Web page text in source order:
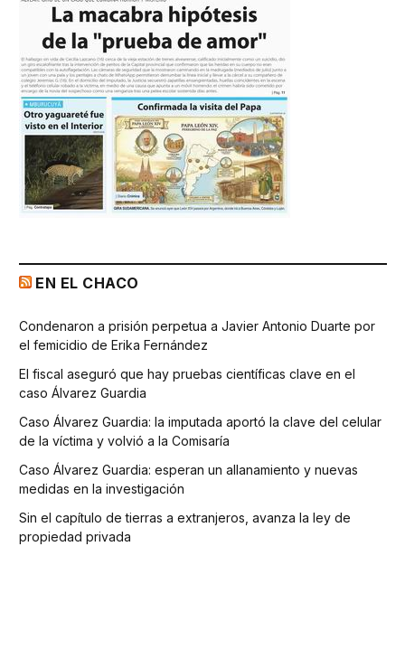
EN EL CHACO
Condenaron a prisión perpetua a Javier Antonio Duarte por
el femicidio de Erika Fernández
El fiscal aseguró que hay pruebas científicas clave en el
caso Álvarez Guardia
Caso Álvarez Guardia: la imputada aportó la clave del celular
de la víctima y volvió a la Comisaría
Caso Álvarez Guardia: esperan un allanamiento y nuevas
medidas en la investigación
Sin el capítulo de tierras a extranjeros, avanza la ley de
propiedad privada